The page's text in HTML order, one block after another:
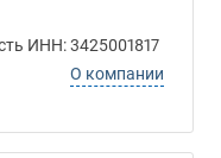
ИНН: 3425001817
О компании